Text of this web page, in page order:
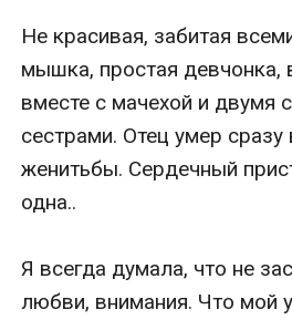
Не красивая, забитая
мышка, простая девчонка,
вместе с мачехой и двумя
сестрами. Отец умер сразу
женитьбы. Сердечный
одна..
Я всегда думала, что не
любви, внимания. Что мой